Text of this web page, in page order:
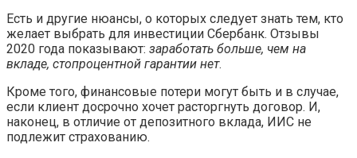
Есть и другие нюансы, о которых следует знать тем, кто
желает выбрать для инвестиции Сбербанк. Отзывы
2020 года показывают: заработать больше, чем на
вкладе, стопроцентной гарантии нет.
Кроме того, финансовые потери могут быть и в случае,
если клиент досрочно хочет расторгнуть договор. И,
наконец, в отличие от депозитного вклада, ИИС не
подлежит страхованию.